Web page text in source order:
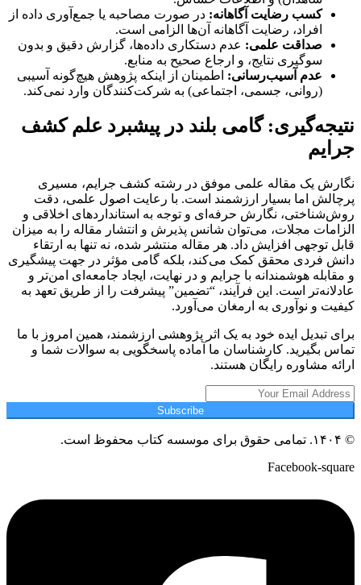
کسب رضایت آگاهانه: در صورت مصاحبه یا جمع‌آوری داده از
افراد، رضایت آگاهانه آن‌ها الزامی است.
صداقت علمی: عدم دستکاری داده‌ها، گزارش دقیق و بدون
سوگیری نتایج، و ارجاع صحیح به منابع.
عدم آسیب‌رسانی: اطمینان از اینکه پژوهش هیچ‌گونه آسیبی
(روانی، جسمی، اجتماعی) به شرکت‌کنندگان وارد نمی‌کند.
نتیجه‌گیری: گامی بلند در پیشبرد علم کشف
جرایم
نگارش یک مقاله علمی موفق در رشته کشف جرایم، مسیری
پرچالش اما بسیار ارزشمند است. با رعایت اصول علمی، دقت
روش‌شناختی، نگارش حرفه‌ای و توجه به استانداردهای اخلاقی و
الزامات مجلات، می‌توان شانس پذیرش و انتشار مقاله را به میزان
قابل توجهی افزایش داد. هر مقاله منتشر شده، نه تنها به ارتقاء
دانش فردی محقق کمک می‌کند، بلکه گامی مؤثر در جهت پیشگیری
و مقابله هوشمندانه با جرایم و در نهایت، ایجاد جامعه‌ای امن‌تر و
عادلانه‌تر است. این فرآیند، “تضمین” پیشرفت را از طریق تعهد به
کیفیت و نوآوری به ارمغان می‌آورد.
برای تبدیل ایده خود به یک اثر پژوهشی ارزشمند، همین امروز با ما
تماس بگیرید. کارشناسان ما آماده پاسخگویی به سوالات شما و
ارائه مشاوره رایگان هستند.
Subscribe
© ۱۴۰۴. تمامی حقوق برای موسسه کتاب محفوظ است.
Facebook-square